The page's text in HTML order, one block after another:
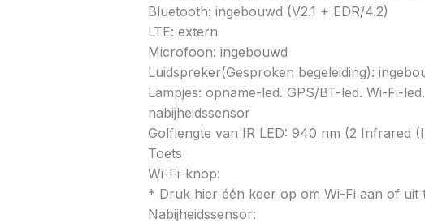
Bluetooth: ingebouwd (V2.1 + EDR/4.2)
LTE: extern
Microfoon: ingebouwd
Luidspreker(Gesproken begeleiding):
Lampjes: opname-led. GPS/BT-led. Wi-Fi-
nabijheidssensor
Golflengte van IR LED: 940 nm (2 Infrared
Toets
Wi-Fi-knop:
* Druk hier één keer op om Wi-Fi aan of uit
Nabijheidssensor: